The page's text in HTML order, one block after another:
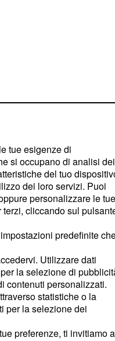
tue esigenze di
si occupano di analisi dei
del tuo
dei loro servizi. Puoi
personalizzare le tue
cliccando sul
predefinite
Utilizzare dati
la selezione di
contenuti personalizzati.
statistiche o la
per la selezione dei
preferenze, ti invitiamo a